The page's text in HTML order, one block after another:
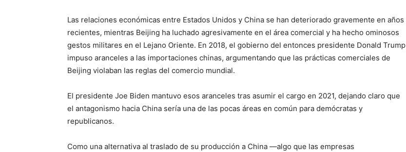
Las relaciones económicas entre Estados Unidos y China se han deteriorado gravemente en años
recientes, mientras Beijing ha luchado agresivamente en el área comercial y ha hecho ominosos
gestos militares en el Lejano Oriente. En 2018, el gobierno del entonces presidente Donald Trump
impuso aranceles a las importaciones chinas, argumentando que las prácticas comerciales de
Beijing violaban las reglas del comercio mundial.
El presidente Joe Biden mantuvo esos aranceles tras asumir el cargo en 2021, dejando claro que
el antagonismo hacia China sería una de las pocas áreas en común para demócratas y
republicanos.
Como una alternativa al traslado de su producción a China —algo que las empresas